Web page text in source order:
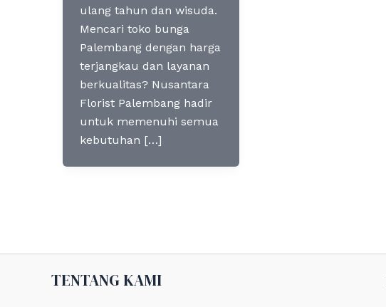
ulang tahun dan wisuda.
Mencari toko bunga
Palembang dengan harga
terjangkau dan layanan
berkualitas? Nusantara
Florist Palembang hadir
untuk memenuhi semua
kebutuhan […]
TENTANG KAMI